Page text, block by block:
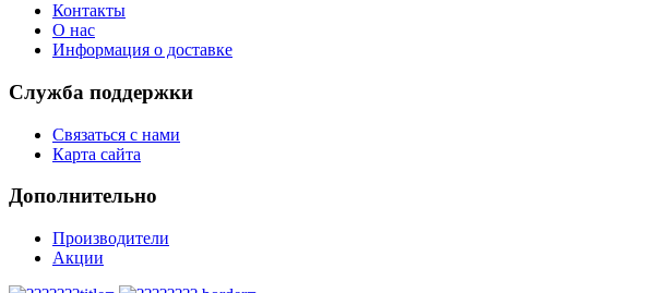
Контакты
О нас
Информация о доставке
Служба поддержки
Связаться с нами
Карта сайта
Дополнительно
Производители
Акции